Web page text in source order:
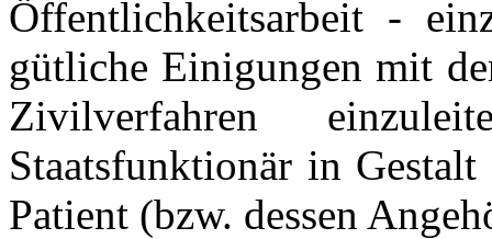
Öffentlichkeitsarbeit -
gütliche Einigungen mit
Zivilverfahren
Staatsfunktionär in Gestalt
Patient (bzw. dessen